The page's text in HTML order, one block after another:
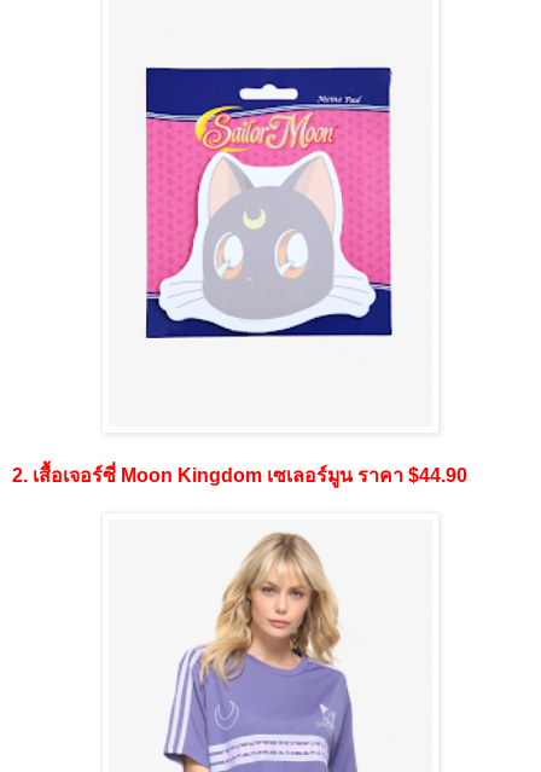
2. เสื้อเจอร์ซี่ Moon Kingdom เซเลอร์มูน ราคา $44.90